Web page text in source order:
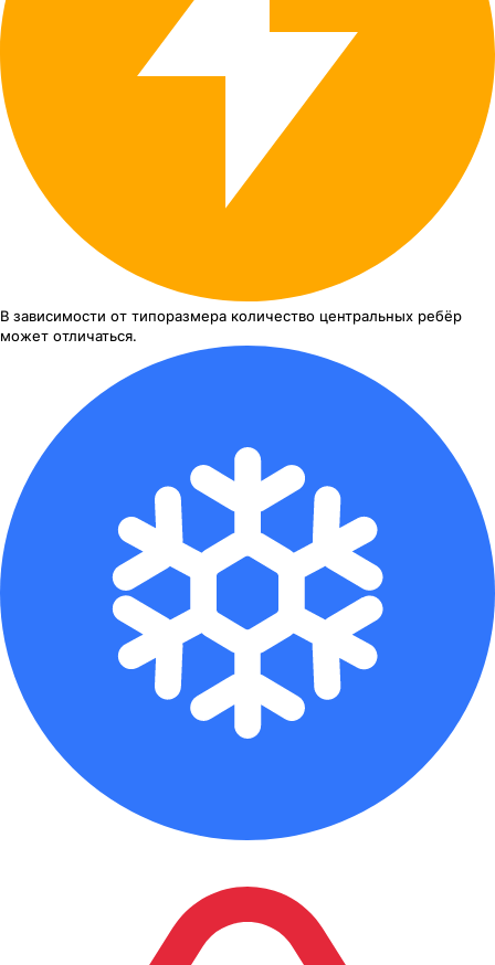
В зависимости от типоразмера количество центральных ребёр
может отличаться.